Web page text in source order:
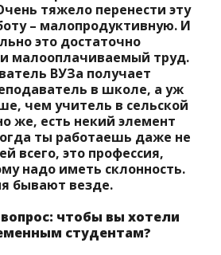
тяжело перенести эту
– малопродуктивную. И
это достаточно
малооплачиваемый труд.
ВУЗа получает
в школе, а уж
чем учитель в сельской
же, есть некий элемент
ты работаешь даже не
всего, это профессия,
надо иметь склонность.
бывают везде.
чтобы вы хотели
студентам?